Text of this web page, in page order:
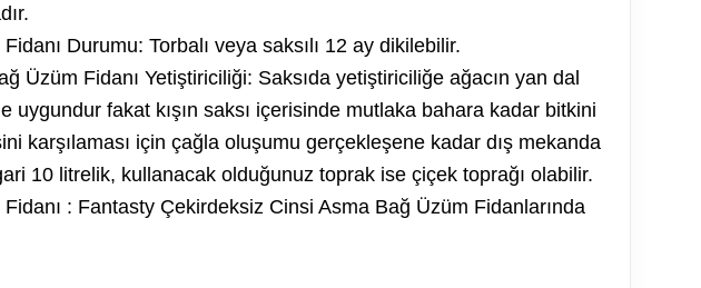
Durumu: Torbalı veya saksılı 12 ay dikilebilir.
Üzüm Fidanı Yetiştiriciliği: Saksıda yetiştiriciliğe ağacın yan dal
uygundur fakat kışın saksı içerisinde mutlaka bahara kadar bitkini
karşılaması için çağla oluşumu gerçekleşene kadar dış mekanda
10 litrelik, kullanacak olduğunuz toprak ise çiçek toprağı olabilir.
: Fantasty Çekirdeksiz Cinsi Asma Bağ Üzüm Fidanlarında